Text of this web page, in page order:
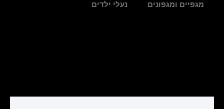
מגפיים ומגפונים נעלי ילדים